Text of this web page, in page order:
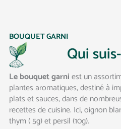
BOUQUET GARNI
Qui
Le bouquet garniest un
plantes aromatiques, destiné à
plats et sauces, dans de
recettes de cuisine. Ici, oignon
thym ( 5g) et persil (10g).